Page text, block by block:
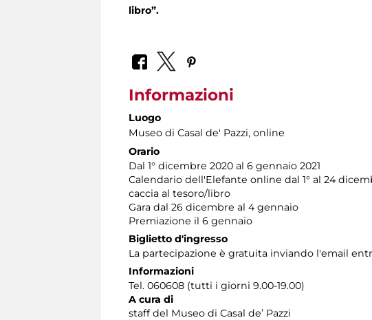
libro”.
Informazioni
Luogo
Museo di Casal de' Pazzi, online
Orario
Dal 1° dicembre 2020 al 6 gennaio 2021
Calendario dell'Elefante online dal 1° al 24
caccia al tesoro/libro
Gara dal 26 dicembre al 4 gennaio
Premiazione il 6 gennaio
Biglietto d'ingresso
La partecipazione è gratuita inviando l'email
Informazioni
Tel. 060608 (tutti i giorni 9.00-19.00)
A cura di
staff del Museo di Casal de’ Pazzi